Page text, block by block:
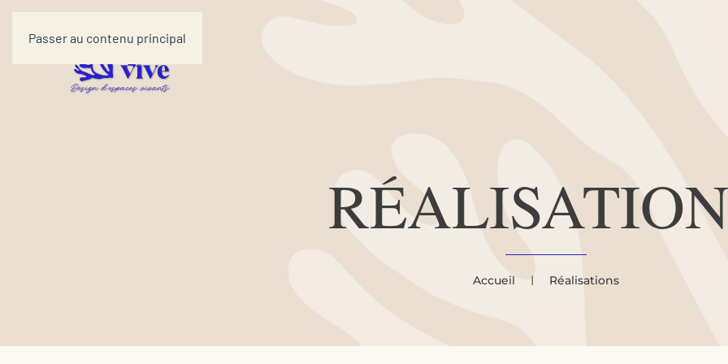
Passer au contenu principal
Accueil Réalisations